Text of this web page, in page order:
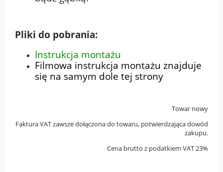
Pliki do pobrania:
Instrukcja montażu
Filmowa instrukcja montażu znajduje
się na samym dole tej strony
Towar nowy
Faktura VAT zawsze dołączona do towaru, potwierdzająca dowód
zakupu.
Cena brutto z podatkiem VAT 23%